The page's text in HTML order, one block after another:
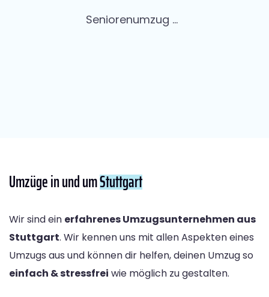
Seniorenumzug ...
Umzüge in und umStuttgart
Wir sind ein erfahrenes Umzugsunternehmen aus
Stuttgart. Wir kennen uns mit allen Aspekten eines
Umzugs aus und können dir helfen, deinen Umzug so
einfach & stressfrei wie möglich zu gestalten.